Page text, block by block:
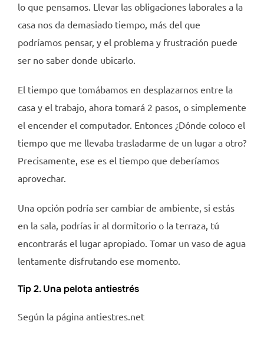
lo que pensamos. Llevar las obligaciones laborales a la
casa nos da demasiado tiempo, más del que
podríamos pensar, y el problema y frustración puede
ser no saber donde ubicarlo.
El tiempo que tomábamos en desplazarnos entre la
casa y el trabajo, ahora tomará 2 pasos, o simplemente
el encender el computador. Entonces ¿Dónde coloco el
tiempo que me llevaba trasladarme de un lugar a otro?
Precisamente, ese es el tiempo que deberíamos
aprovechar.
Una opción podría ser cambiar de ambiente, si estás
en la sala, podrías ir al dormitorio o la terraza, tú
encontrarás el lugar apropiado. Tomar un vaso de agua
lentamente disfrutando ese momento.
Tip 2. Una pelota antiestrés
Según la página antiestres.net